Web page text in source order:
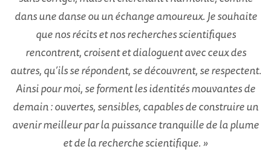
dans une danse ou un échange amoureux. Je souhaite
que nos récits et nos recherches scientifiques
rencontrent, croisent et dialoguent avec ceux des
autres, qu’ils se répondent, se découvrent, se respectent.
Ainsi pour moi, se forment les identités mouvantes de
demain : ouvertes, sensibles, capables de construire un
avenir meilleur par la puissance tranquille de la plume
et de la recherche scientifique. »